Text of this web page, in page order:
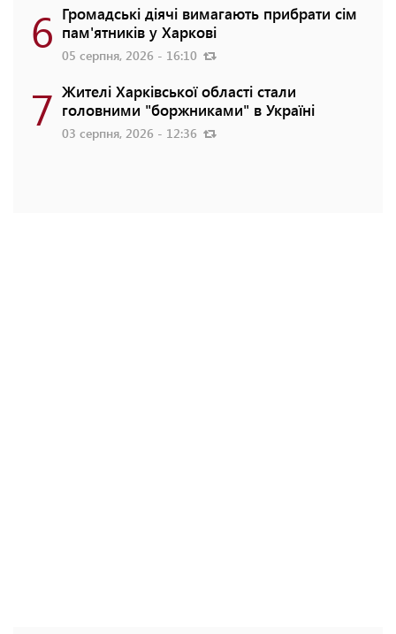
6 Громадські діячі вимагають прибрати сім
пам'ятників у Харкові
05 серпня, 2026 - 16:10
7 Жителі Харківської області стали
головними "боржниками" в Україні
03 серпня, 2026 - 12:36